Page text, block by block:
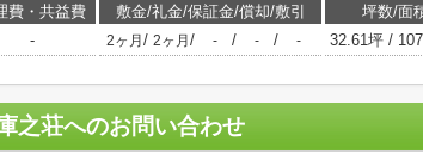
費・共益費 敷金/礼金/保証金/償却/敷引 坪数/面
- 2ヶ月 / 2ヶ月 / - / - / - 32.61坪 /
之荘へのお問い合わせ